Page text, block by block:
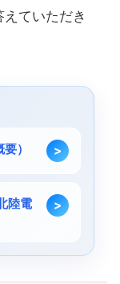
ていただき
）
陸電